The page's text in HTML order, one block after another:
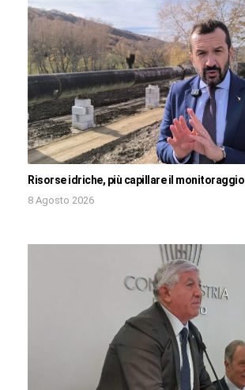
Risorse idriche, più capillare il monitoraggio
8 Agosto 2026